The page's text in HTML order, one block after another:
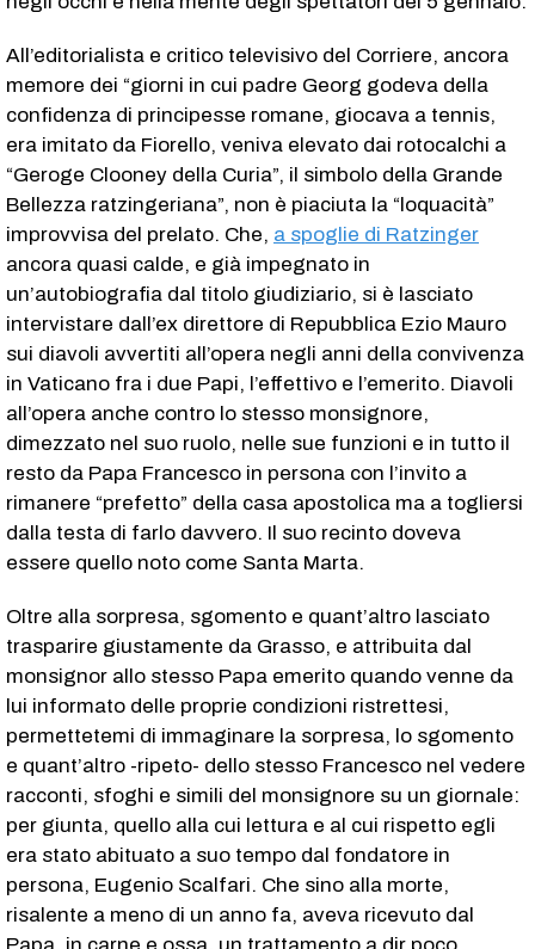
All’editorialista e critico televisivo del Corriere, ancora
memore dei “giorni in cui padre Georg godeva della
confidenza di principesse romane, giocava a tennis,
era imitato da Fiorello, veniva elevato dai rotocalchi a
“Geroge Clooney della Curia”, il simbolo della Grande
Bellezza ratzingeriana”, non è piaciuta la “loquacità”
improvvisa del prelato. Che, a spoglie di Ratzinger
ancora quasi calde, e già impegnato in
un’autobiografia dal titolo giudiziario, si è lasciato
intervistare dall’ex direttore di Repubblica Ezio Mauro
sui diavoli avvertiti all’opera negli anni della convivenza
in Vaticano fra i due Papi, l’effettivo e l’emerito. Diavoli
all’opera anche contro lo stesso monsignore,
dimezzato nel suo ruolo, nelle sue funzioni e in tutto il
resto da Papa Francesco in persona con l’invito a
rimanere “prefetto” della casa apostolica ma a togliersi
dalla testa di farlo davvero. Il suo recinto doveva
essere quello noto come Santa Marta.
Oltre alla sorpresa, sgomento e quant’altro lasciato
trasparire giustamente da Grasso, e attribuita dal
monsignor allo stesso Papa emerito quando venne da
lui informato delle proprie condizioni ristrettesi,
permettetemi di immaginare la sorpresa, lo sgomento
e quant’altro -ripeto- dello stesso Francesco nel vedere
racconti, sfoghi e simili del monsignore su un giornale:
per giunta, quello alla cui lettura e al cui rispetto egli
era stato abituato a suo tempo dal fondatore in
persona, Eugenio Scalfari. Che sino alla morte,
risalente a meno di un anno fa, aveva ricevuto dal
Papa, in carne e ossa, un trattamento a dir poco